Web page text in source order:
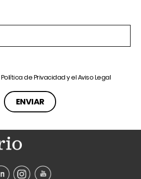
Política de Privacidady elAviso Legal